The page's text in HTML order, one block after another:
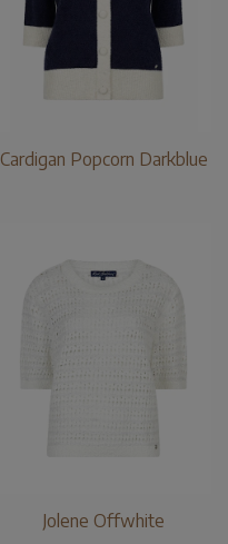
Cardigan Popcorn Darkblue
Jolene Offwhite